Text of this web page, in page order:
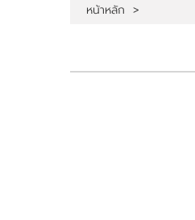
สินค้า
หน้าหลัก >